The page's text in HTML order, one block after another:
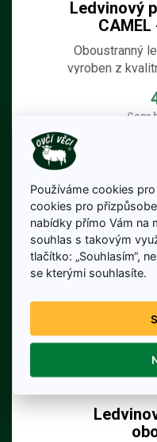
Ledvinový
Oboustranný
vyroben z
Cena
Používáme cookies
cookies pro
nabídky přímo Vám na
souhlas s takovým
tlačítko: „Souhlasím“,
se kterými souhlasíte.